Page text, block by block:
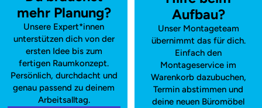
mehr Planung?
Unsere Expert*innen
unterstützen dich von der
ersten Idee bis zum
fertigen Raumkonzept.
Persönlich, durchdacht und
genau passend zu deinem
Arbeitsalltag.
Aufbau?
Unser Montageteam
übernimmt das für dich.
Einfach den
Montageservice im
Warenkorb dazubuchen,
Termin abstimmen und
deine neuen Büromöbel